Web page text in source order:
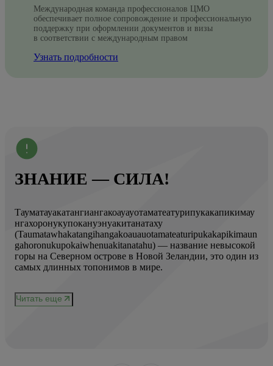
Международная команда профессионалов ЦМО
обеспечивает полное сопровождение и профессиональную
поддержку при оформлении документов и визы
в соответствии с международным правом
Узнать подробности
ЗНАНИЕ — СИЛА!
Тауматауакатангиангакоауауотаматеатурипукакапикимау
нгахоронукупокануэнуакитанатаху
(Taumatawhakatangihangakoauauotamateaturipukakapikimaun
gahoronukupokaiwhenuakitanatahu) — название невысокой
горы на Северном острове в Новой Зеландии, это один из
самых длинных топонимов в мире.
Читать еще